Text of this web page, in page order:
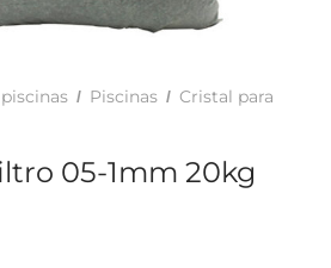
/ Piscinas / Cristal para
05-1mm 20kg